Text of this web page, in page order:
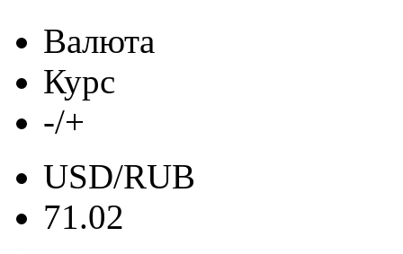
Валюта
Курс
-/+
USD/RUB
71.02